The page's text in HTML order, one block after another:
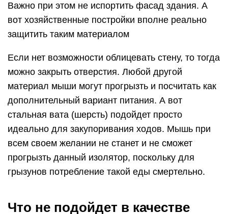
Важно при этом не испортить фасад здания. А
вот хозяйственные постройки вполне реально
защитить таким материалом
Если нет возможности облицевать стену, то тогда
можно закрыть отверстия. Любой другой
материал мыши могут прогрызть и посчитать как
дополнительный вариант питания. А вот
стальная вата (шерсть) подойдет просто
идеально для закупоривания ходов. Мышь при
всем своем желании не станет и не сможет
прогрызть данный изолятор, поскольку для
грызунов потребление такой еды смертельно.
Что не подойдет в качестве